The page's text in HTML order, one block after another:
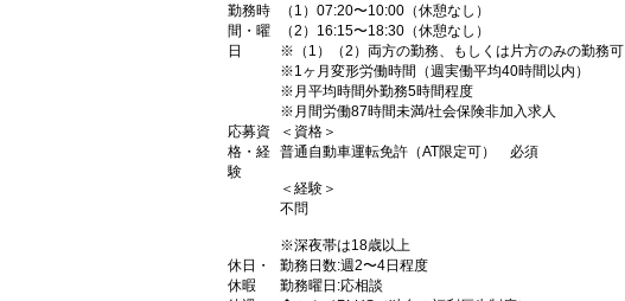
勤務時
間・曜
日
（1）07:20〜10:00（休憩なし）
（2）16:15〜18:30（休憩なし）
※（1）（2）両方の勤務、もしくは片方のみの勤務可
※1ヶ月変形労働時間（週実働平均40時間以内）
※月平均時間外勤務5時間程度
※月間労働87時間未満/社会保険非加入求人
応募資
格・経
験
＜資格＞
普通自動車運転免許（AT限定可） 必須
＜経験＞
不問
※深夜帯は18歳以上
休日・
休暇
勤務日数:週2〜4日程度
勤務曜日:応相談